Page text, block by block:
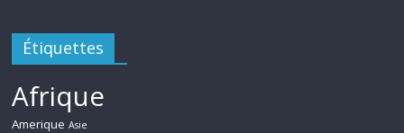
Étiquettes
Afrique
Amerique Asie